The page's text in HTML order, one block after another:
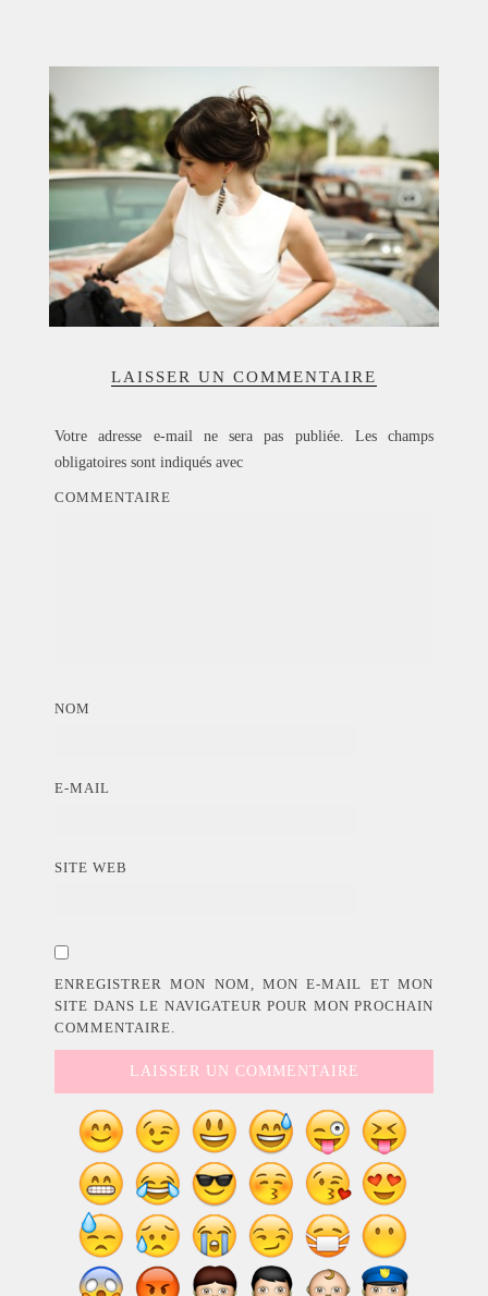
LOOKBOOK
RECHERCHE
ARCHIVES
LAISSER UN COMMENTAIRE
Votre adresse e-mail ne sera pas publiée.
Les champs
obligatoires sont indiqués avec
COMMENTAIRE
NOM
E-MAIL
SITE WEB
ENREGISTRER MON NOM, MON E-MAIL ET MON
SITE DANS LE NAVIGATEUR POUR MON PROCHAIN
COMMENTAIRE.